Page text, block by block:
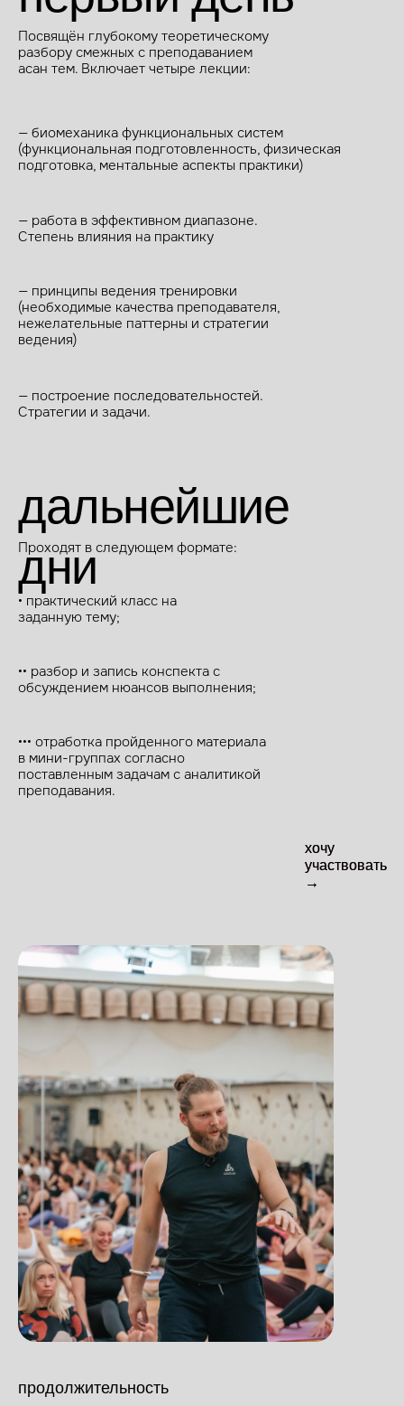
Посвящён глубокому теоретическому
разбору смежных с преподаванием
асан тем. Включает четыре лекции:
— биомеханика функциональных систем
(функциональная подготовленность, физическая
подготовка, ментальные аспекты практики)
— работа в эффективном диапазоне.
Степень влияния на практику
— принципы ведения тренировки
(необходимые качества преподавателя,
нежелательные паттерны и стратегии
ведения)
— построение последовательностей.
Стратегии и задачи.
дальнейшие
дни
Проходят в следующем формате:
• практический класс на
заданную тему;
•• разбор и запись конспекта с
обсуждением нюансов выполнения;
••• отработка пройденного материала
в мини-группах согласно
поставленным задачам с аналитикой
преподавания.
хочу
участвовать
→
хочу
участвовать
→
продолжительность